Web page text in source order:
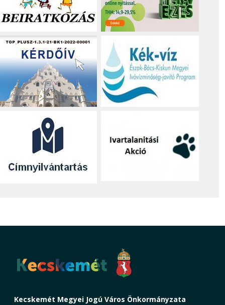
Kecskemét Megyei Jogú Város Önkormányzata